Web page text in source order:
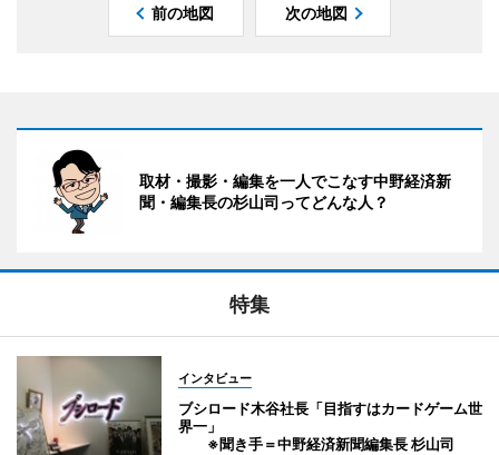
前の地図 次の地図
取材・撮影・編集を一人でこなす中野経済新
聞・編集長の杉山司ってどんな人？
特集
インタビュー
ブシロード木谷社長「目指すはカードゲーム世
界一」
※聞き手＝中野経済新聞編集長 杉山司